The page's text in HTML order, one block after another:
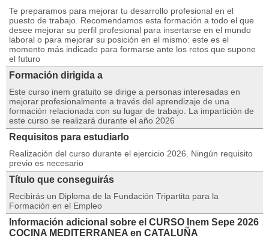
Te preparamos para mejorar tu desarrollo profesional en el
puesto de trabajo. Recomendamos esta formación a todo el que
desee mejorar su perfil profesional para insertarse en el mundo
laboral o para mejorar su posición en el mismo: este es el
momento más indicado para formarse ante los retos que supone
el futuro
Formación dirigida a
Este curso inem gratuito se dirige a personas interesadas en
mejorar profesionalmente a través del aprendizaje de una
formación relacionada con su lugar de trabajo. La impartición de
este curso se realizará durante el año 2026
Requisitos para estudiarlo
Realización del curso durante el ejercicio 2026. Ningún requisito
previo es necesario
Título que conseguirás
Recibirás un Diploma de la Fundación Tripartita para la
Formación en el Empleo
Información adicional sobre el CURSO Inem Sepe 2026
COCINA MEDITERRANEA en CATALUÑA